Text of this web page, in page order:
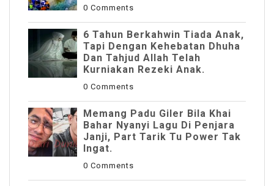
0 Comments
6 Tahun Berkahwin Tiada Anak,
Tapi Dengan Kehebatan Dhuha
Dan Tahjud Allah Telah
Kurniakan Rezeki Anak.
0 Comments
Memang Padu Giler Bila Khai
Bahar Nyanyi Lagu Di Penjara
Janji, Part Tarik Tu Power Tak
Ingat.
0 Comments